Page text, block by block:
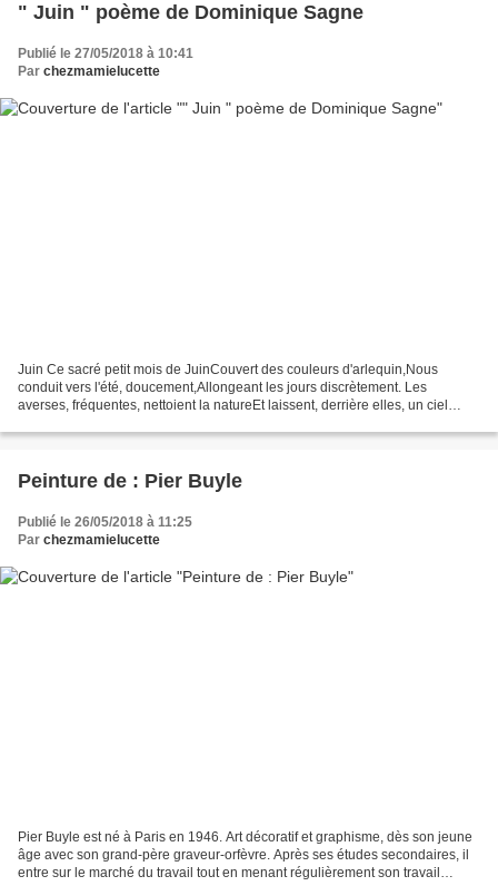
" Juin " poème de Dominique Sagne
Publié le 27/05/2018 à 10:41
Par chezmamielucette
Juin Ce sacré petit mois de JuinCouvert des couleurs d'arlequin,Nous
conduit vers l'été, doucement,Allongeant les jours discrètement. Les
averses, fréquentes, nettoient la natureEt laissent, derrière elles, un ciel
Peinture de : Pier Buyle
Publié le 26/05/2018 à 11:25
Par chezmamielucette
Pier Buyle est né à Paris en 1946. Art décoratif et graphisme, dès son jeune
âge avec son grand-père graveur-orfèvre. Après ses études secondaires, il
entre sur le marché du travail tout en menant régulièrement son travail